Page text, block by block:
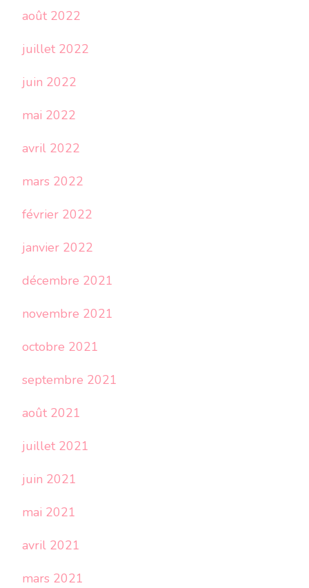
août 2022
juillet 2022
juin 2022
mai 2022
avril 2022
mars 2022
février 2022
janvier 2022
décembre 2021
novembre 2021
octobre 2021
septembre 2021
août 2021
juillet 2021
juin 2021
mai 2021
avril 2021
mars 2021